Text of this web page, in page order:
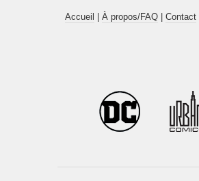
Accueil À propos/FAQ| Contact|